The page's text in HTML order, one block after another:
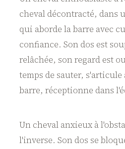
cheval décontracté, dans
qui aborde la barre avec
confiance. Son dos est
relâchée, son regard est
temps de sauter, s'articule
barre, réceptionne dans
Un cheval anxieux à
l'inverse. Son dos se